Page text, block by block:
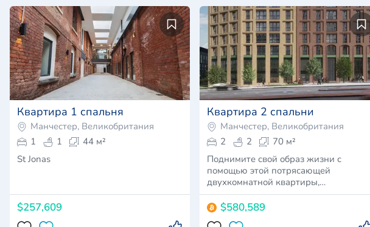
Квартира 1 спальня
Манчестер, Великобритания
1
1
44 м²
St Jonas
$257,609
Квартира 2 спальни
Манчестер, Великобритания
2
2
70 м²
Поднимите свой образ жизни с
помощью этой потрясающей
двухкомнатной квартиры,
расположенной …
$580,589